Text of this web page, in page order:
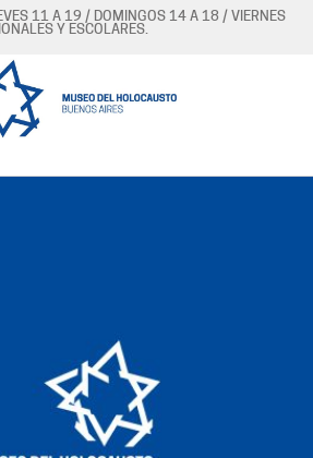
11 A 19 / DOMINGOS 14 A 18 / VIERNES
Y ESCOLARES.